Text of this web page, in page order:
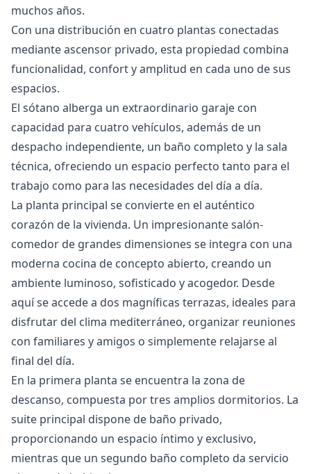
muchos años.
Con una distribución en cuatro plantas conectadas
mediante ascensor privado, esta propiedad combina
funcionalidad, confort y amplitud en cada uno de sus
espacios.
El sótano alberga un extraordinario garaje con
capacidad para cuatro vehículos, además de un
despacho independiente, un baño completo y la sala
técnica, ofreciendo un espacio perfecto tanto para el
trabajo como para las necesidades del día a día.
La planta principal se convierte en el auténtico
corazón de la vivienda. Un impresionante salón-
comedor de grandes dimensiones se integra con una
moderna cocina de concepto abierto, creando un
ambiente luminoso, sofisticado y acogedor. Desde
aquí se accede a dos magníficas terrazas, ideales para
disfrutar del clima mediterráneo, organizar reuniones
con familiares y amigos o simplemente relajarse al
final del día.
En la primera planta se encuentra la zona de
descanso, compuesta por tres amplios dormitorios. La
suite principal dispone de baño privado,
proporcionando un espacio íntimo y exclusivo,
mientras que un segundo baño completo da servicio